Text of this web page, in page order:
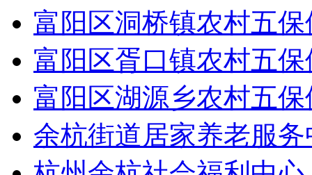
富阳区洞桥镇农村五
富阳区胥口镇农村五
富阳区湖源乡农村五
余杭街道居家养老服务